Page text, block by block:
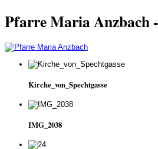
Pfarre Maria Anzbach
Kirche_von_Spechtgasse
IMG_2038